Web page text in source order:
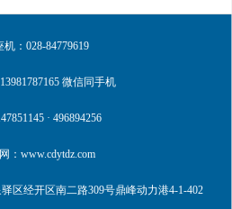
机：028-84779619
微信同手机
· 496894256
：www.cdytdz.com
区经开区南二路309号鼎峰动力港4-1-402